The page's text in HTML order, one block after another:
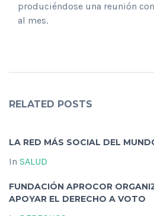
produciéndose una reunión
al mes.
RELATED POSTS
LA RED MÁS SOCIAL DEL
In SALUD
FUNDACIÓN APROCOR
APOYAR EL DERECHO A VOTO